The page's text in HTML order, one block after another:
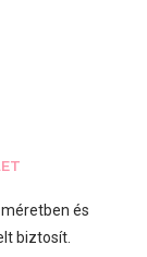
és
biztosít.